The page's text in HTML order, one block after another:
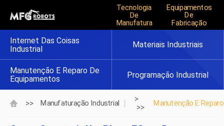
Tecnologia
De
Manufatura
Equipamentos
De
Fabricação
Internet Das Coisas
Industrial
Materiais Industriais
Manutenção E Reparo De
Equipamentos
Programação Industrial
>> Manufaturação Industrial
>
>>
Manutenção E